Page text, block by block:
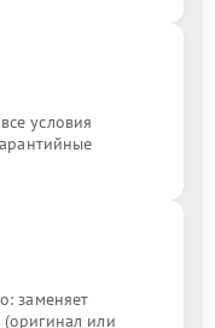
условия
заменяет
или